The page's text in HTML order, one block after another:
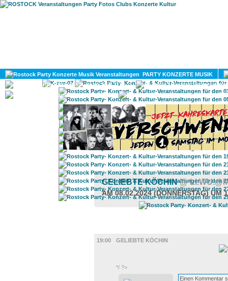
PARTY KONZERTE MUSIK
KULTUR
GAY
GELIEBTE KÖCHIN@
AM 08.02.2024 (DONNERSTAG) UM
19:00
GELIEBTE KÖCHIN
*/ ?>